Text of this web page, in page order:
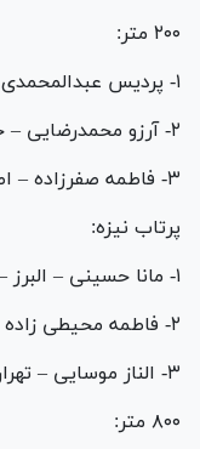
۲۰۰ متر:
۱- پردیس عبدالمحمدی – البرز – ۲۴.۱۱ ثانیه
۲- آرزو محمدرضایی – خراسان رضوی – ۲۵.۴۱ ثانیه
۳- فاطمه صفرزاده – اصفهان – ۲۵.۸۳ ثانیه
پرتاب نیزه:
۱- مانا حسینی – البرز – ۴۵.۸۴ متر
۲- فاطمه محیطی زاده – تهران – ۳۷.۱۶ متر
۳- الناز موسایی – تهران – ۳۲.۷۰ متر
۸۰۰ متر: